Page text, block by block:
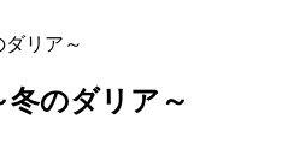
ダリア～
冬のダリア～